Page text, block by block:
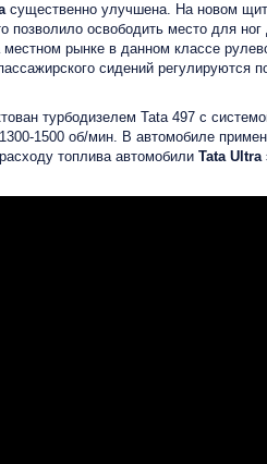
существенно улучшена. На новом
позволило освободить место для
рынке в данном классе
сидений регулируются
турбодизелем Tata 497 с
1500 об/мин. В автомобиле
топлива автомобили Tata Ultra